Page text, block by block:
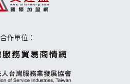
合作單位：